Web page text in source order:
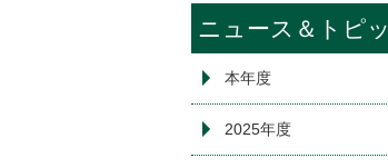
ニュース＆トピ
本年度
2025年度